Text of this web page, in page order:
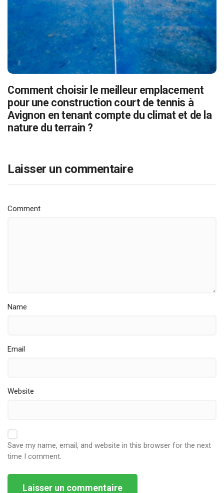
Comment choisir le meilleur emplacement
pour une construction court de tennis à
Avignon en tenant compte du climat et de la
nature du terrain ?
Laisser un commentaire
Comment
Name
Email
Website
Save my name, email, and website in this browser for the next
time I comment.